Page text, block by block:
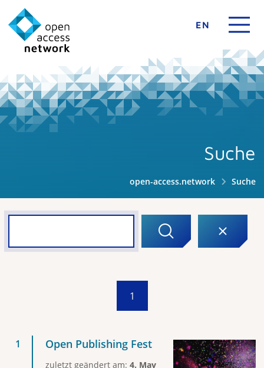
EN
Suche
open-access.network Suche
1
Open Publishing Fest
zuletzt geändert am: 4. May